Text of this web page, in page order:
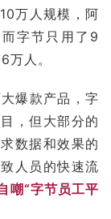
万人规模，阿
字节只用了9
万人。
爆款产品，字
，但大部分的
数据和效果的
人员的快速流
嘲“字节员工平